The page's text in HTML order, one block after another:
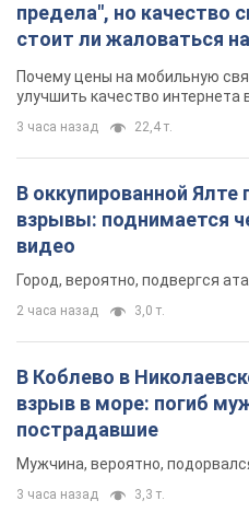
предела", но качество
стоит ли жаловаться
Почему цены на мобильную
улучшить качество интернета
3 часа назад 22,4 т.
В оккупированной
взрывы: поднимается
видео
Город, вероятно, подвергся
2 часа назад 3,0 т.
В Коблево в
взрыв в море: погиб
пострадавшие
Мужчина, вероятно,
3 часа назад 3,3 т.